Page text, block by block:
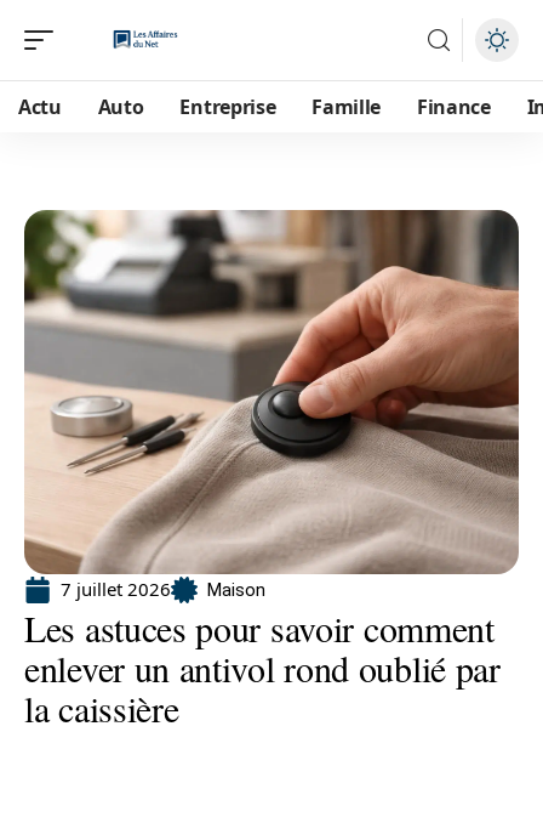
Actu Auto Entreprise Famille Finance
7 juillet 2026 Maison
Les astuces pour savoir comment
enlever un antivol rond oublié par
la caissière